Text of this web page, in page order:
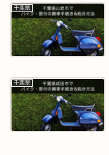
千葉県
千葉県